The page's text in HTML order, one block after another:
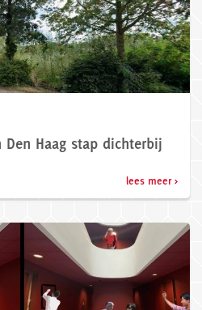
Haag stap dichterbij
lees meer >